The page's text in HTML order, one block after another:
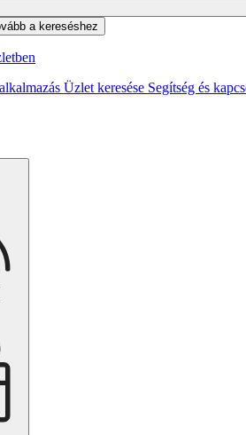
a kereséshez
Üzlet keresése Segítség és